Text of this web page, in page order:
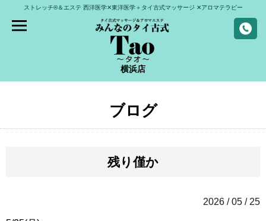
ストレッチ®＆エステ 西洋医学✕東洋医学＋タイ古式マッサージ ✕アロマテラピー
横浜店
ブログ
残り僅か
2026 / 05 / 25